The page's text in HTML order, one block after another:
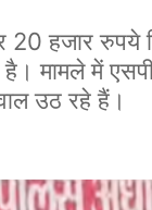
20 हजार रुपये
है। मामले में
उठ रहे हैं।